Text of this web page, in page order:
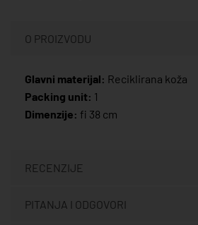
O PROIZVODU
Glavni materijal: Reciklirana koža
Packing unit: 1
Dimenzije: fi 38 cm
RECENZIJE
PITANJA I ODGOVORI